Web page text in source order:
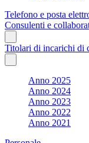
Telefono e posta
Consulenti e
Titolari di incarichi di
Anno 2025
Anno 2024
Anno 2023
Anno 2022
Anno 2021